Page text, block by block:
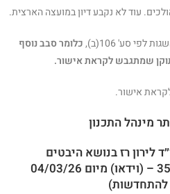
עוד לא נקבע דיון במועצה הארצית.
סע' 106(ב),
כלומר סבב נוסף
שמתגבש לקראת אישור.
אישור.
מינהל התכנון
לירון רז בנושא היבטים
משפטיים בתיקון 5 לתמ״א 35 – (וידאו) מיום 04/03/26
להתחדשות)